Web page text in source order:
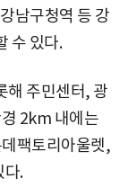
남구청역 등 강
수 있다.
해 주민센터, 광
2km 내에는
팩토리아울렛,
다.